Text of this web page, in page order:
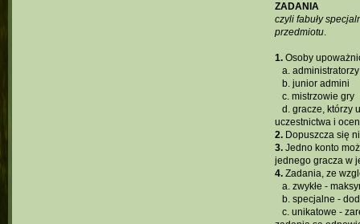
ZADANIA
czyli fabuły
przedmiotu.
1.Osoby
a. administratorzy
b. junior admini
c. mistrzowie gry
d. gracze, którzy
uczestnictwa i
2.Dopuszcza się
3.Jedno konto
jednego gracza w
4.Zadania, ze
a. zwykłe -
b. specjalne -
c. unikatowe -